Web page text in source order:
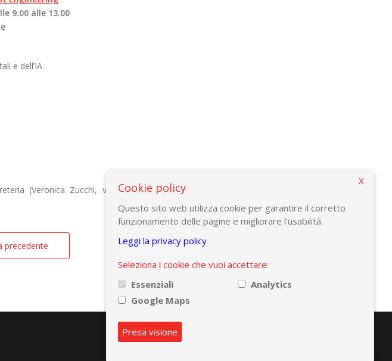
9.00 alle 13.00
e dell’IA.
(Veronica Zucchi, v.zucchi@amaplast.org) oppure l'ufficio formazione di SBS
precedente
Cookie policy
Questo sito web utilizza cookie per garantire il corretto
funzionamento delle pagine e migliorare l'usabilità.
Leggi la privacy policy
Seleziona i cookie che vuoi accettare:
Essenziali
Analytics
Google Maps
Presa visione
X